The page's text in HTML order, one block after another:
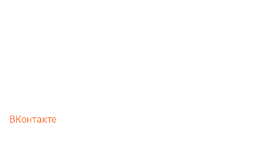
ВКонтакте